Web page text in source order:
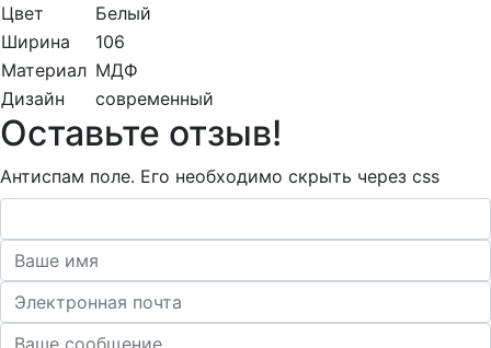
Цвет
Белый
Ширина
106
Материал МДФ
Дизайн
современный
Оставьте отзыв!
Антиспам поле. Его необходимо скрыть через css